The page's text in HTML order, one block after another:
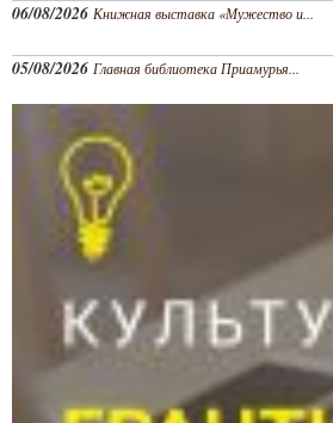
06/08/2026 Книжная выставка «Мужество и...
05/08/2026 Главная библиотека Приамурья...